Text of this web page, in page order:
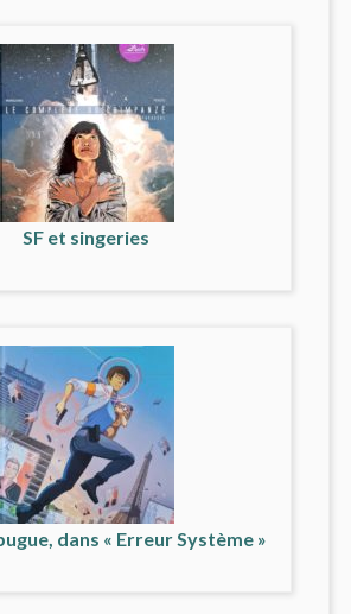
SF et singeries
dans « Erreur Système »